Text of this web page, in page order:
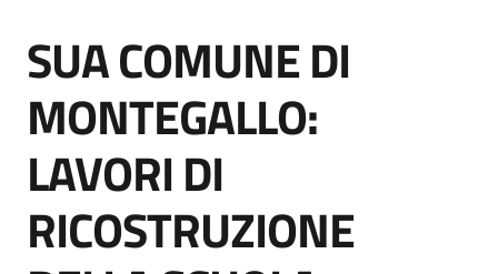
strumenti
di
Supporto
Salta al contenuto
SUA COMUNE DI
MONTEGALLO:
LAVORI DI
RICOSTRUZIONE